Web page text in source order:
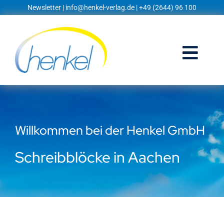
Inhalt
Newsletter | info@henkel-verlag.de | +49 (2644) 96 100
Startseite
Willkommen bei der Henkel GmbH
Schreibblöcke in Aachen